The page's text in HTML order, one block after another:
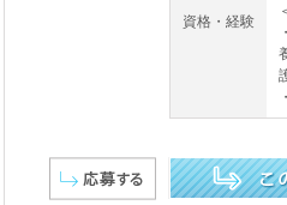
資格・経験